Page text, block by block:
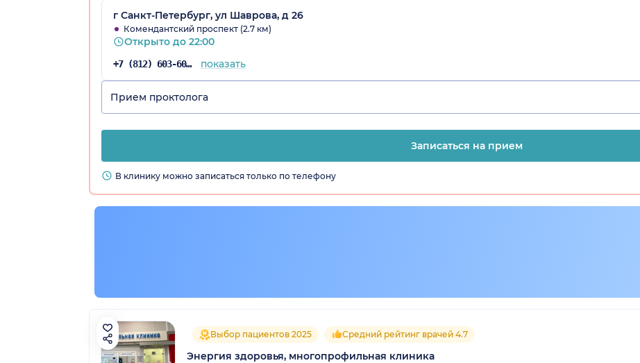
г Санкт-Петербург, ул Шаврова, д 26
Комендантский проспект (2.7 км)
Открыто до 22:00
+7 (812) 603-60-42 показать
Прием проктолога
Записаться на прием
В клинику можно записаться только по телефону
Выбор пациентов 2025 Средний рейтинг врачей 4.7
Энергия здоровья, многопрофильная клиника